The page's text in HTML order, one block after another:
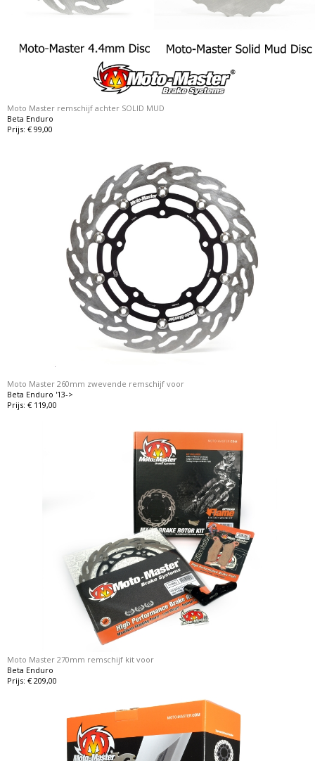
Moto Master remschijf achter SOLID MUD
Beta Enduro
Prijs: € 99,00
Moto Master 260mm zwevende remschijf voor
Beta Enduro '13->
Prijs: € 119,00
Moto Master 270mm remschijf kit voor
Beta Enduro
Prijs: € 209,00